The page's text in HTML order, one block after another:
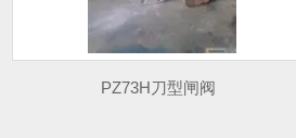
PZ73H刀型闸阀